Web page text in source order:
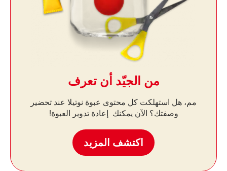
من الجيّد أن تعرف
مم، هل استهلكت كل محتوى عبوة نوتيلا عند تحضير
وصفتك؟ الآن يمكنك إعادة تدوير العبوة!
اكتشف المزيد